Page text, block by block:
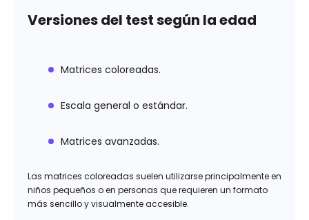
Versiones del test según la edad
Matrices coloreadas.
Escala general o estándar.
Matrices avanzadas.
Las matrices coloreadas suelen utilizarse principalmente en
niños pequeños o en personas que requieren un formato
más sencillo y visualmente accesible.